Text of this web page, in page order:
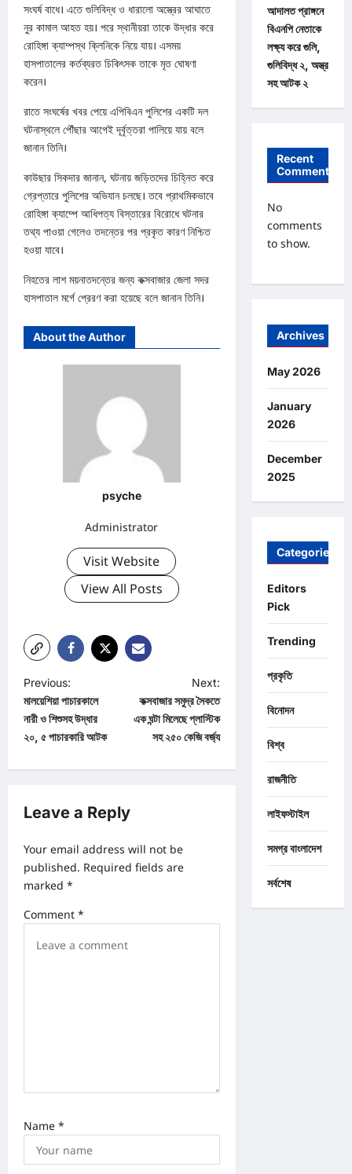
সংঘর্ষ বাধে। এতে গুলিবিদ্ধ ও ধারালো অস্ত্রের আঘাতে
নুর কামাল আহত হয়। পরে স্থানীয়রা তাকে উদ্ধার করে
রোহিঙ্গা ক্যাম্পস্থ ক্লিনিকে নিয়ে যায়। এসময়
হাসপাতালের কর্তব্যরত চিকিৎসক তাকে মৃত ঘোষণা
করেন।
রাতে সংঘর্ষের খবর পেয়ে এপিবিএন পুলিশের একটি দল
ঘটনাস্থলে পৌঁছার আগেই দূর্বৃত্তরা পালিয়ে যায় বলে
জানান তিনি।
কাউছার সিকদার জানান, ঘটনায় জড়িতদের চিহ্নিত করে
গ্রেপ্তারে পুলিশের অভিযান চলছে। তবে প্রাথমিকভাবে
রোহিঙ্গা ক্যাম্পে আধিপত্য বিস্তারের বিরোধে ঘটনার
তথ্য পাওয়া গেলেও তদন্তের পর প্রকৃত কারণ নিশ্চিত
হওয়া যাবে।
নিহতের লাশ ময়নাতদন্তের জন্য কক্সবাজার জেলা সদর
হাসপাতাল মর্গে প্রেরণ করা হয়েছে বলে জানান তিনি।
About the Author
psyche
Administrator
Visit Website
View All Posts
P
o
s
a
i
g
t
Previous:
মালয়েশিয়া পাচারকালে
নারী ও শিশুসহ উদ্ধার
২০, ৫ পাচারকারি আটক
Next:
কক্সবাজার সমুদ্র সৈকতে
এক ঘন্টা মিলেছে প্লাস্টিক
সহ ২৫০ কেজি বর্জ্য
Leave a Reply
Your email address will not be
published. Required fields are
marked *
Comment *
Name *
আদালত প্রাঙ্গনে
বিএনপি নেতাকে
লক্ষ্য করে গুলি,
গুলিবিদ্ধ ২, অস্ত্র
সহ আটক ২
Recent
Comments
No
comments
to show.
Archives
May 2026
January
2026
December
2025
Categories
Editors
Pick
Trending
প্রকৃতি
বিনোদন
বিশ্ব
রাজনীতি
লাইফস্টাইল
সমগ্র বাংলাদেশ
সর্বশেষ